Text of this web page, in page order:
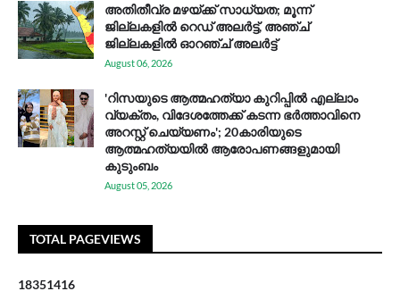
അതിതീവ്ര മഴയ്ക്ക് സാധ്യത; മൂന്ന്
ജില്ലകളിൽ റെഡ് അലർട്ട്, അഞ്ച്
ജില്ലകളിൽ ഓറഞ്ച് അലർട്ട്
August 06, 2026
'റിസയുടെ ആത്മഹത്യാ കുറിപ്പിൽ എല്ലാം
വ്യക്തം, വിദേശത്തേക്ക് കടന്ന ഭർത്താവിനെ
അറസ്റ്റ് ചെയ്യണം'; 20കാരിയുടെ
ആത്മഹത്യയിൽ ആരോപണങ്ങളുമായി
കുടുംബം
August 05, 2026
TOTAL PAGEVIEWS
18351416